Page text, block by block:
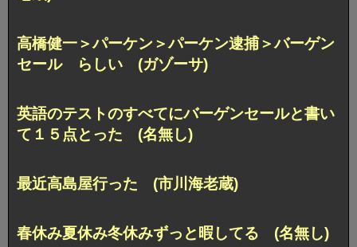
高橋健一＞パーケン＞パーケン逮捕＞バーゲン
セール らしい (ガゾーサ)
英語のテストのすべてにバーゲンセールと書い
て１５点とった (名無し)
最近高島屋行った (市川海老蔵)
春休み夏休み冬休みずっと暇してる (名無し)